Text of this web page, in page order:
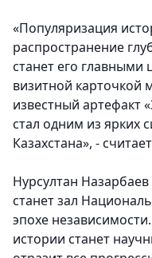
«Популяризация
распространение
станет его
визитной карточкой
известный артефакт
стал одним из ярких
Казахстана», -
Нурсултан
станет зал
эпохе
истории станет